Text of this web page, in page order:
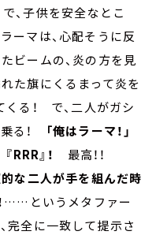
、子供を安全なとこ
ーマは、心配そうに反
ビームの、炎の方を見
た旗にくるまって炎を
くる！ で、二人がガシ
る！
「俺はラーマ！」
RRR』！
最高！！
な二人が手を組んだ時
……というメタファー
完全に一致して提示さ